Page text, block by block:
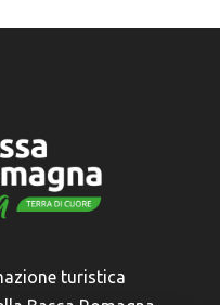
turistica